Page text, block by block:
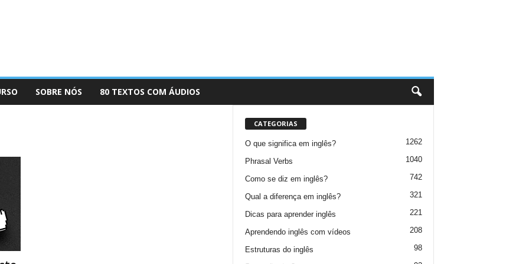
SOBRE NÓS 80 TEXTOS COM ÁUDIOS
CATEGORIAS
O que significa em inglês? 1262
Phrasal Verbs 1040
Como se diz em inglês? 742
Qual a diferença em inglês? 321
Dicas para aprender inglês 221
Aprendendo inglês com vídeos 208
Estruturas do inglês 98